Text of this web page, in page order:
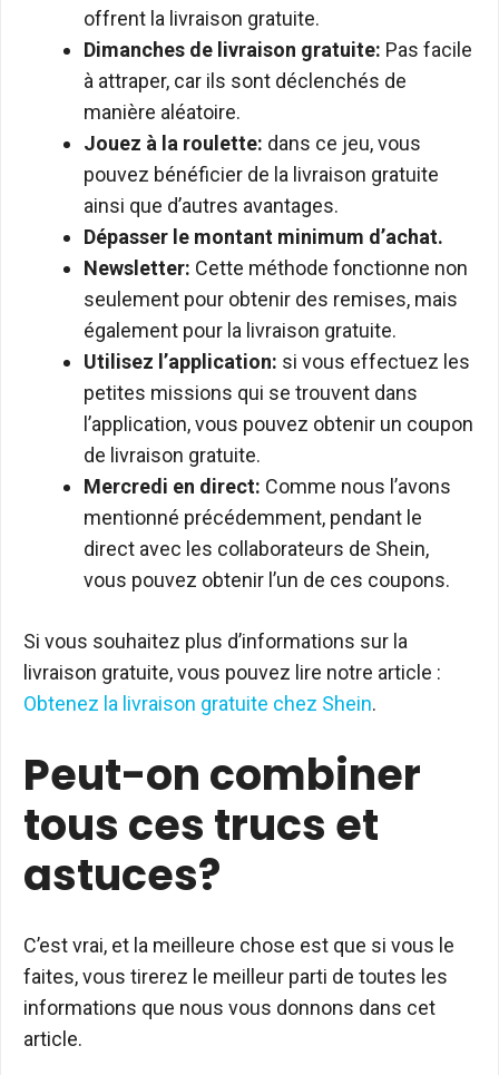
offrent la livraison gratuite.
Dimanches de livraison gratuite: Pas facile
à attraper, car ils sont déclenchés de
manière aléatoire.
Jouez à la roulette: dans ce jeu, vous
pouvez bénéficier de la livraison gratuite
ainsi que d’autres avantages.
Dépasser le montant minimum d’achat.
Newsletter: Cette méthode fonctionne non
seulement pour obtenir des remises, mais
également pour la livraison gratuite.
Utilisez l’application: si vous effectuez les
petites missions qui se trouvent dans
l’application, vous pouvez obtenir un coupon
de livraison gratuite.
Mercredi en direct: Comme nous l’avons
mentionné précédemment, pendant le
direct avec les collaborateurs de Shein,
vous pouvez obtenir l’un de ces coupons.
Si vous souhaitez plus d’informations sur la
livraison gratuite, vous pouvez lire notre article :
Obtenez la livraison gratuite chez Shein.
Peut-on combiner
tous ces trucs et
astuces?
C’est vrai, et la meilleure chose est que si vous le
faites, vous tirerez le meilleur parti de toutes les
informations que nous vous donnons dans cet
article.